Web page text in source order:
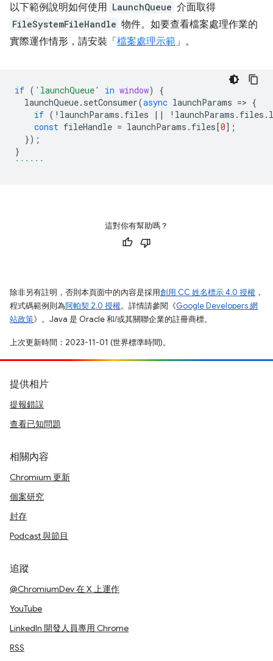
以下範例說明如何使用 LaunchQueue 介面取得
FileSystemFileHandle 物件。如要查看檔案處理作業的
實際運作情形，請安裝「檔案處理示範 」。
if ( 'launchQueue' in window)
{
launchQueue. setConsumer(async launchParams => {
if ( ! launchParams . files || ! launchParams . files .
const fileHandle = launchParams . files[0];
});
}
``````
這對你有幫助嗎？
除非另有註明，否則本頁面中的內容是採用創用 CC 姓名標示 4.0 授權 ，
程式碼範例則為阿帕契 2.0 授權。詳情請參閱《Google Developers 網
站政策》。Java 是 Oracle 和/或其關聯企業的註冊商標。
上次更新時間：2023-11-01 (世界標準時間)。
提供相片
提報錯誤
查看已知問題
相關內容
Chromium 更新
個案研究
封存
Podcast 與節目
追蹤
@ChromiumDev 在 X 上運作
YouTube
LinkedIn 開發人員專用 Chrome
RSS